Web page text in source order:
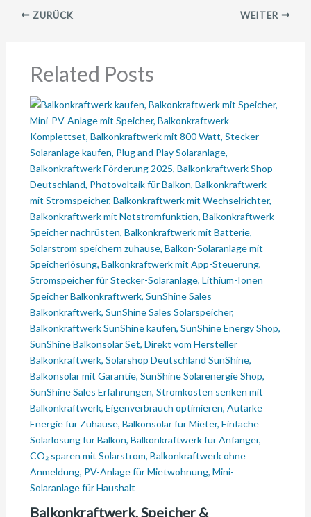
ZURÜCK WEITER
Related Posts
Balkonkraftwerk, Speicher &